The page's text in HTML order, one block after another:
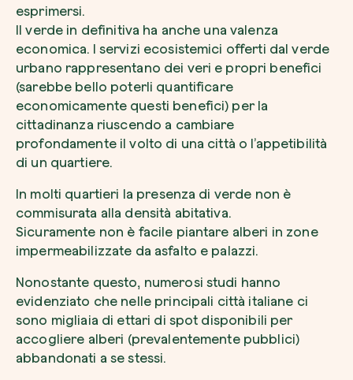
esprimersi.
Il verde in definitiva ha anche una valenza
economica. I servizi ecosistemici offerti dal verde
urbano rappresentano dei veri e propri benefici
(sarebbe bello poterli quantificare
economicamente questi benefici) per la
cittadinanza riuscendo a cambiare
profondamente il volto di una città o l’appetibilità
di un quartiere.
In molti quartieri la presenza di verde non è
commisurata alla densità abitativa.
Sicuramente non è facile piantare alberi in zone
impermeabilizzate da asfalto e palazzi.
Nonostante questo, numerosi studi hanno
evidenziato che nelle principali città italiane ci
sono migliaia di ettari di spot disponibili per
accogliere alberi (prevalentemente pubblici)
abbandonati a se stessi.